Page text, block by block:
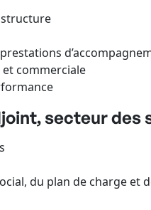
structure
commerciale
secteur des
du plan de charge et